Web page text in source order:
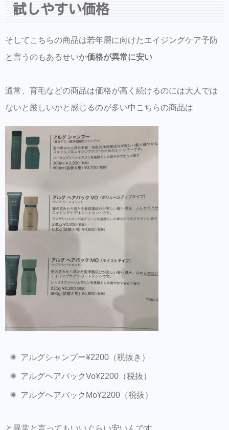
試しやすい価格
そしてこちらの商品は若年層に向けたエイジングケア予防
と言うのもあるせいか価格が異常に安い
通常、育毛などの商品は価格が高く続けるのには大人では
ないと厳しいかと感じるのが多い中こちらの商品は
アルグシャンプー¥2200（税抜き）
アルグヘアパックVo¥2200（税抜）
アルグヘアパックMo¥2200（税抜）
と異常と言ってもいいぐらい安いんです。